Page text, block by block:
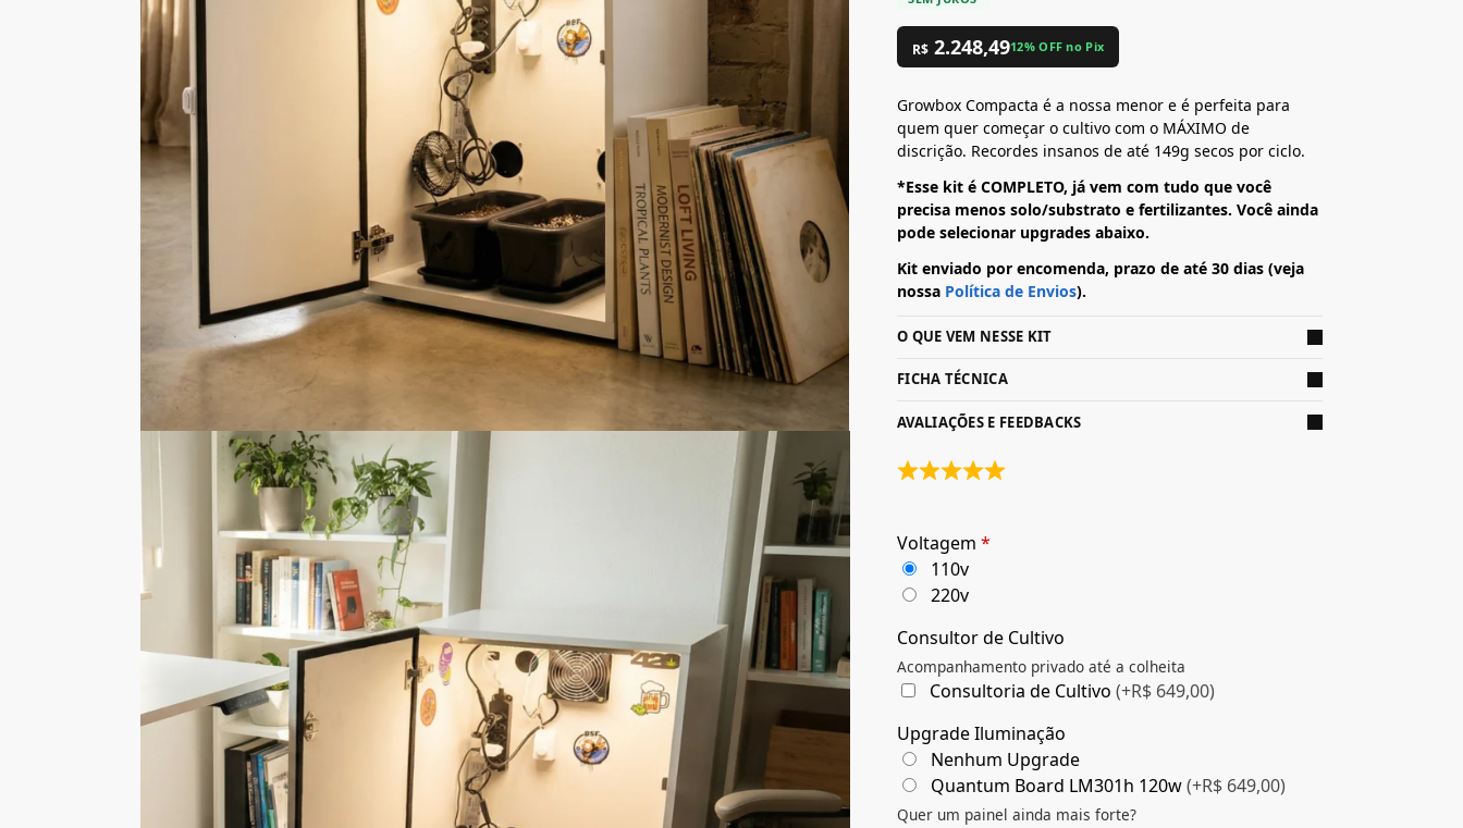
R$ 2.248,4912% OFF no Pix
Growbox Compacta é a nossa menor e é perfeita para
quem quer começar o cultivo com o MÁXIMO de
discrição. Recordes insanos de até 149g secos por ciclo.
*Esse kit é COMPLETO, já vem com tudo que você
precisa menos solo/substrato e fertilizantes. Você ainda
pode selecionar upgrades abaixo.
Kit enviado por encomenda, prazo de até 30 dias (veja
nossa Política de Envios).
O QUE VEM NESSE KIT
FICHA TÉCNICA
AVALIAÇÕES E FEEDBACKS
Voltagem *
110v
220v
Consultor de Cultivo
Acompanhamento privado até a colheita
Consultoria de Cultivo(+R$ 649,00)
Upgrade Iluminação
Nenhum Upgrade
Quantum Board LM301h 120w(+R$ 649,00)
Quer um painel ainda mais forte?